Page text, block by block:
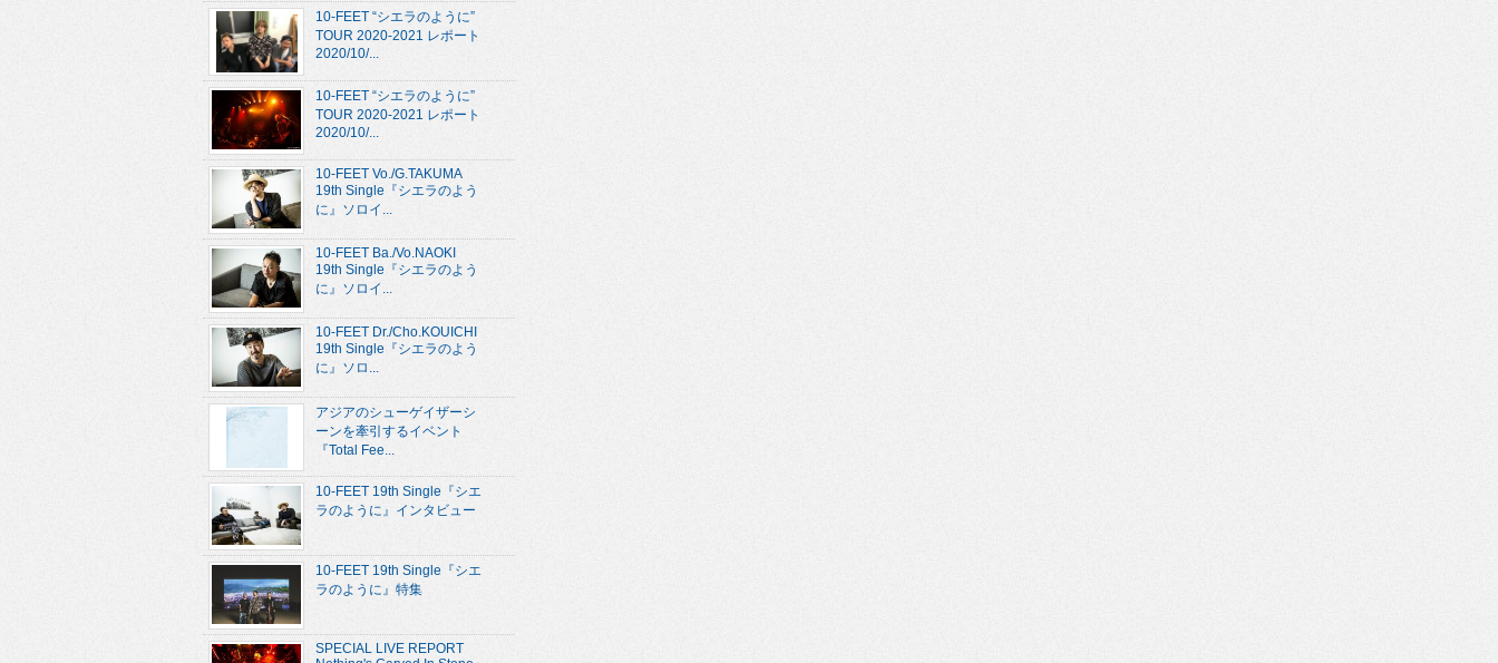
10-FEET “シエラのように”
TOUR 2020-2021 レポート
2020/10/...
10-FEET “シエラのように”
TOUR 2020-2021 レポート
2020/10/...
10-FEET Vo./G.TAKUMA
19th Single『シエラのよう
に』ソロイ...
10-FEET Ba./Vo.NAOKI
19th Single『シエラのよう
に』ソロイ...
10-FEET Dr./Cho.KOUICHI
19th Single『シエラのよう
に』ソロ...
アジアのシューゲイザーシ
ーンを牽引するイベント
『Total Fee...
10-FEET 19th Single『シエ
ラのように』インタビュー
10-FEET 19th Single『シエ
ラのように』特集
SPECIAL LIVE REPORT